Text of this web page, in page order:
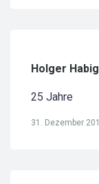
Holger
25 Jahre
31. Dezember